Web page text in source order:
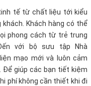
tế từ chất liệu tới kiểu
Khách hàng có thể
phong cách từ trẻ trung
với bộ sưu tập Nhà
mạo mới và luôn cảm
Để giúp các bạn tiết kiệm
phí không cần thiết khi đi